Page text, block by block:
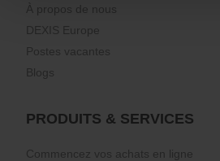
À propos de nous
DEXIS Europe
Postes vacantes
Blogs
PRODUITS & SERVICES
Commencez vos achats en ligne